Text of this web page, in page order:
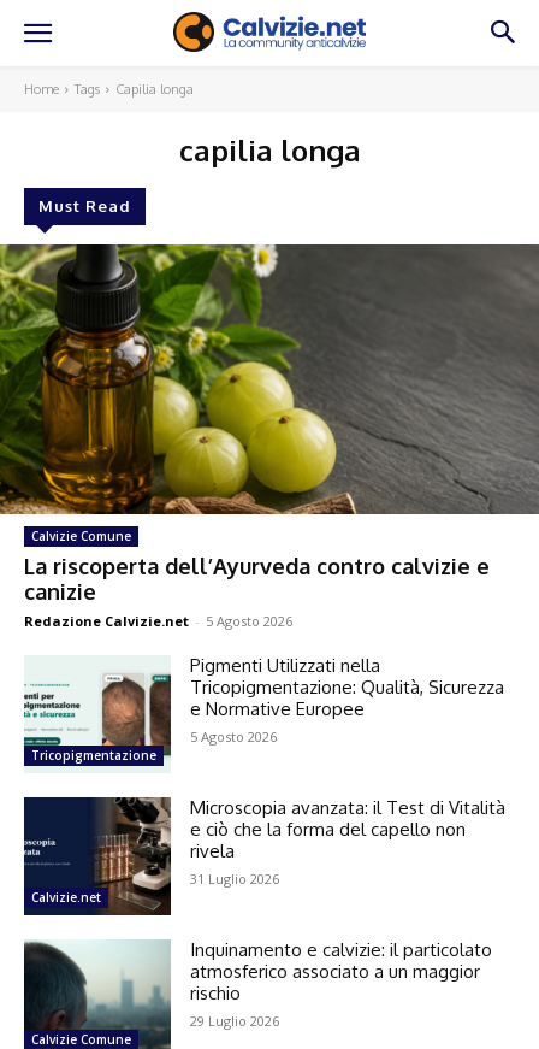
Home Tags Capilia longa
capilia longa
Must Read
Calvizie Comune
La riscoperta dell’Ayurveda contro calvizie e
canizie
Redazione Calvizie.net - 5 Agosto 2026
Tricopigmentazione
Pigmenti Utilizzati nella
Tricopigmentazione: Qualità, Sicurezza
e Normative Europee
5 Agosto 2026
Calvizie.net
Microscopia avanzata: il Test di Vitalità
e ciò che la forma del capello non
rivela
31 Luglio 2026
Calvizie Comune
Inquinamento e calvizie: il particolato
atmosferico associato a un maggior
rischio
29 Luglio 2026